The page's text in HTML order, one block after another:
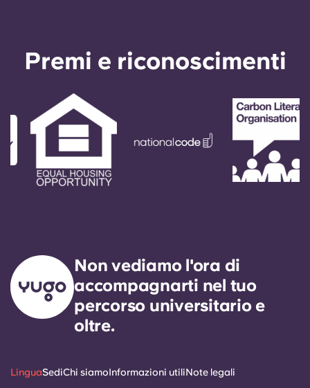
Premi e riconoscimenti
Non vediamo l'ora di
accompagnarti nel tuo
percorso universitario e
oltre.
LinguaSediChi siamoInformazioni utiliNote legali